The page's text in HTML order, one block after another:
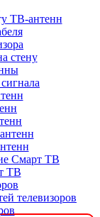
ТВ-антенн
стену
Смарт ТВ
ТВ
телевизоров